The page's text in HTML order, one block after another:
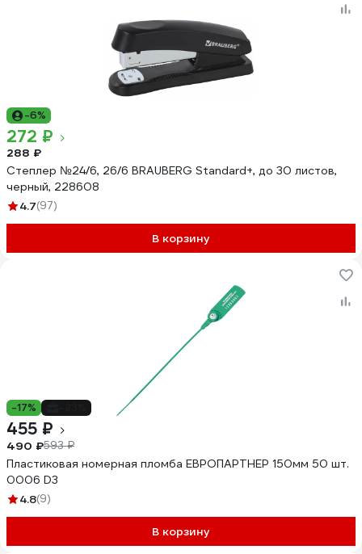
-6%
272 ₽
288 ₽
Степлер №24/6, 26/6 BRAUBERG Standard+, до 30 листов,
черный, 228608
4.7(97)
В корзину
-17%
455 ₽
490 ₽593 ₽
Пластиковая номерная пломба ЕВРОПАРТНЕР 150мм 50 шт.
0006 D3
4.8(9)
В корзину